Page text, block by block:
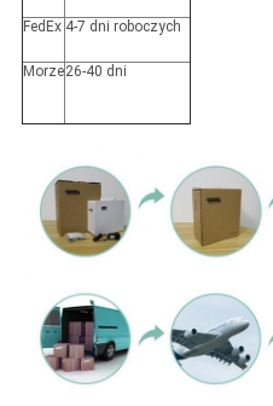
FedEx 4-7 dni roboczych
Morze26-40 dni